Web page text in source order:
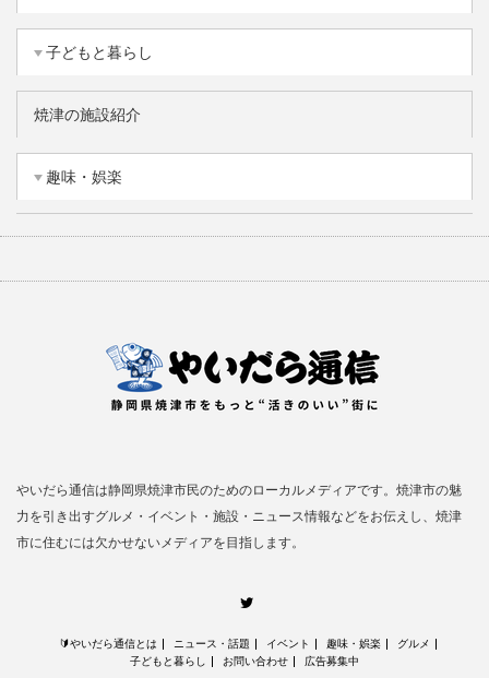
子どもと暮らし
焼津の施設紹介
趣味・娯楽
やいだら通信は静岡県焼津市民のためのローカルメディアです。焼津市の魅
力を引き出すグルメ・イベント・施設・ニュース情報などをお伝えし、焼津
市に住むには欠かせないメディアを目指します。
🔰やいだら通信とは ニュース・話題 イベント 趣味・娯楽
グルメ
子どもと暮らし
お問い合わせ 広告募集中